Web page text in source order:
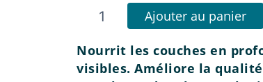
quantité
Elastin
Visage
et
Ajouter au panier
Nourrit les couches en
visibles. Améliore la